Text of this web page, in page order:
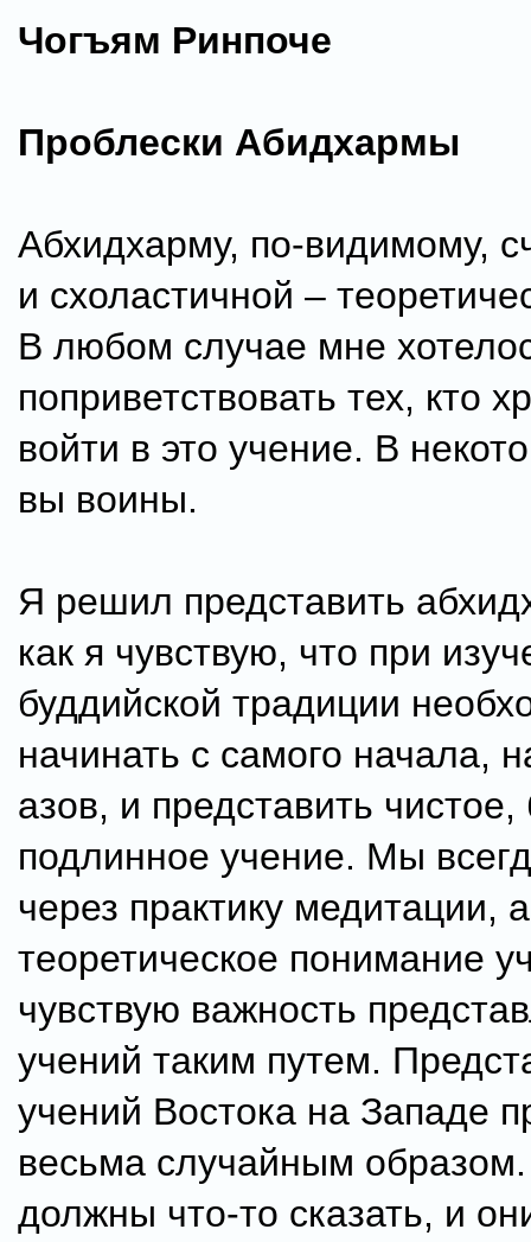
Чогъям Ринпоче
Проблески Абидхармы
Абхидхарму, по-видимому,
и схоластичной –
В любом случае мне
поприветствовать тех, кто
войти в это учение. В
вы воины.
Я решил представить
как я чувствую, что при
буддийской традиции
начинать с самого начала,
азов, и представить чистое,
подлинное учение. Мы
через практику медитации,
теоретическое понимание
чувствую важность
учений таким путем.
учений Востока на Западе
весьма случайным
должны что-то сказать, и